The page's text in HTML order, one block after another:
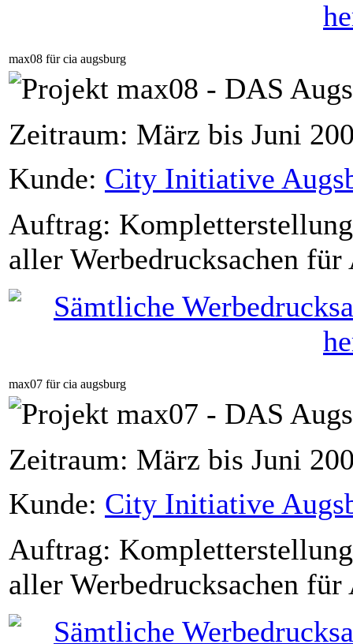
max08 für cia augsburg
Zeitraum: März bis Juni
Kunde: City Initiative
Auftrag:
aller Werbedrucksachen
max07 für cia augsburg
Zeitraum: März bis Juni
Kunde: City Initiative
Auftrag:
aller Werbedrucksachen